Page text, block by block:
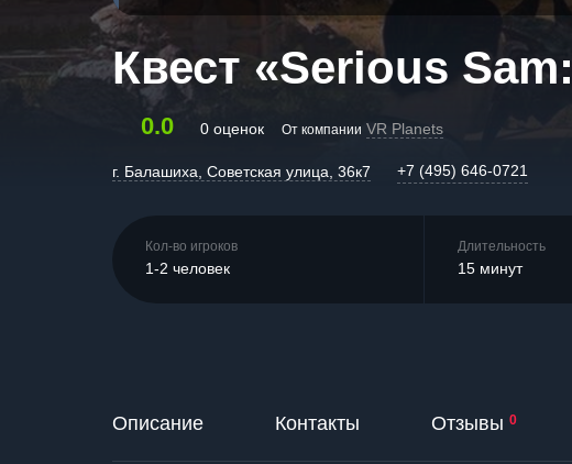
Квест «Serious
0.0 0 оценок От компании VR Planets
г. Балашиха, Советская улица, 36к7 +7 (495) 646-0721
Кол-во игроков
1-2 человек
Длительность
15 минут
Описание Контакты Отзывы 0